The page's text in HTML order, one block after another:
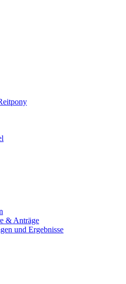
& Anträge
und Ergebnisse